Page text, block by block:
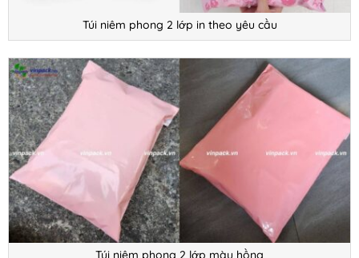
Túi niêm phong 2 lớp in theo yêu cầu
Túi niêm phong 2 lớp màu hồng